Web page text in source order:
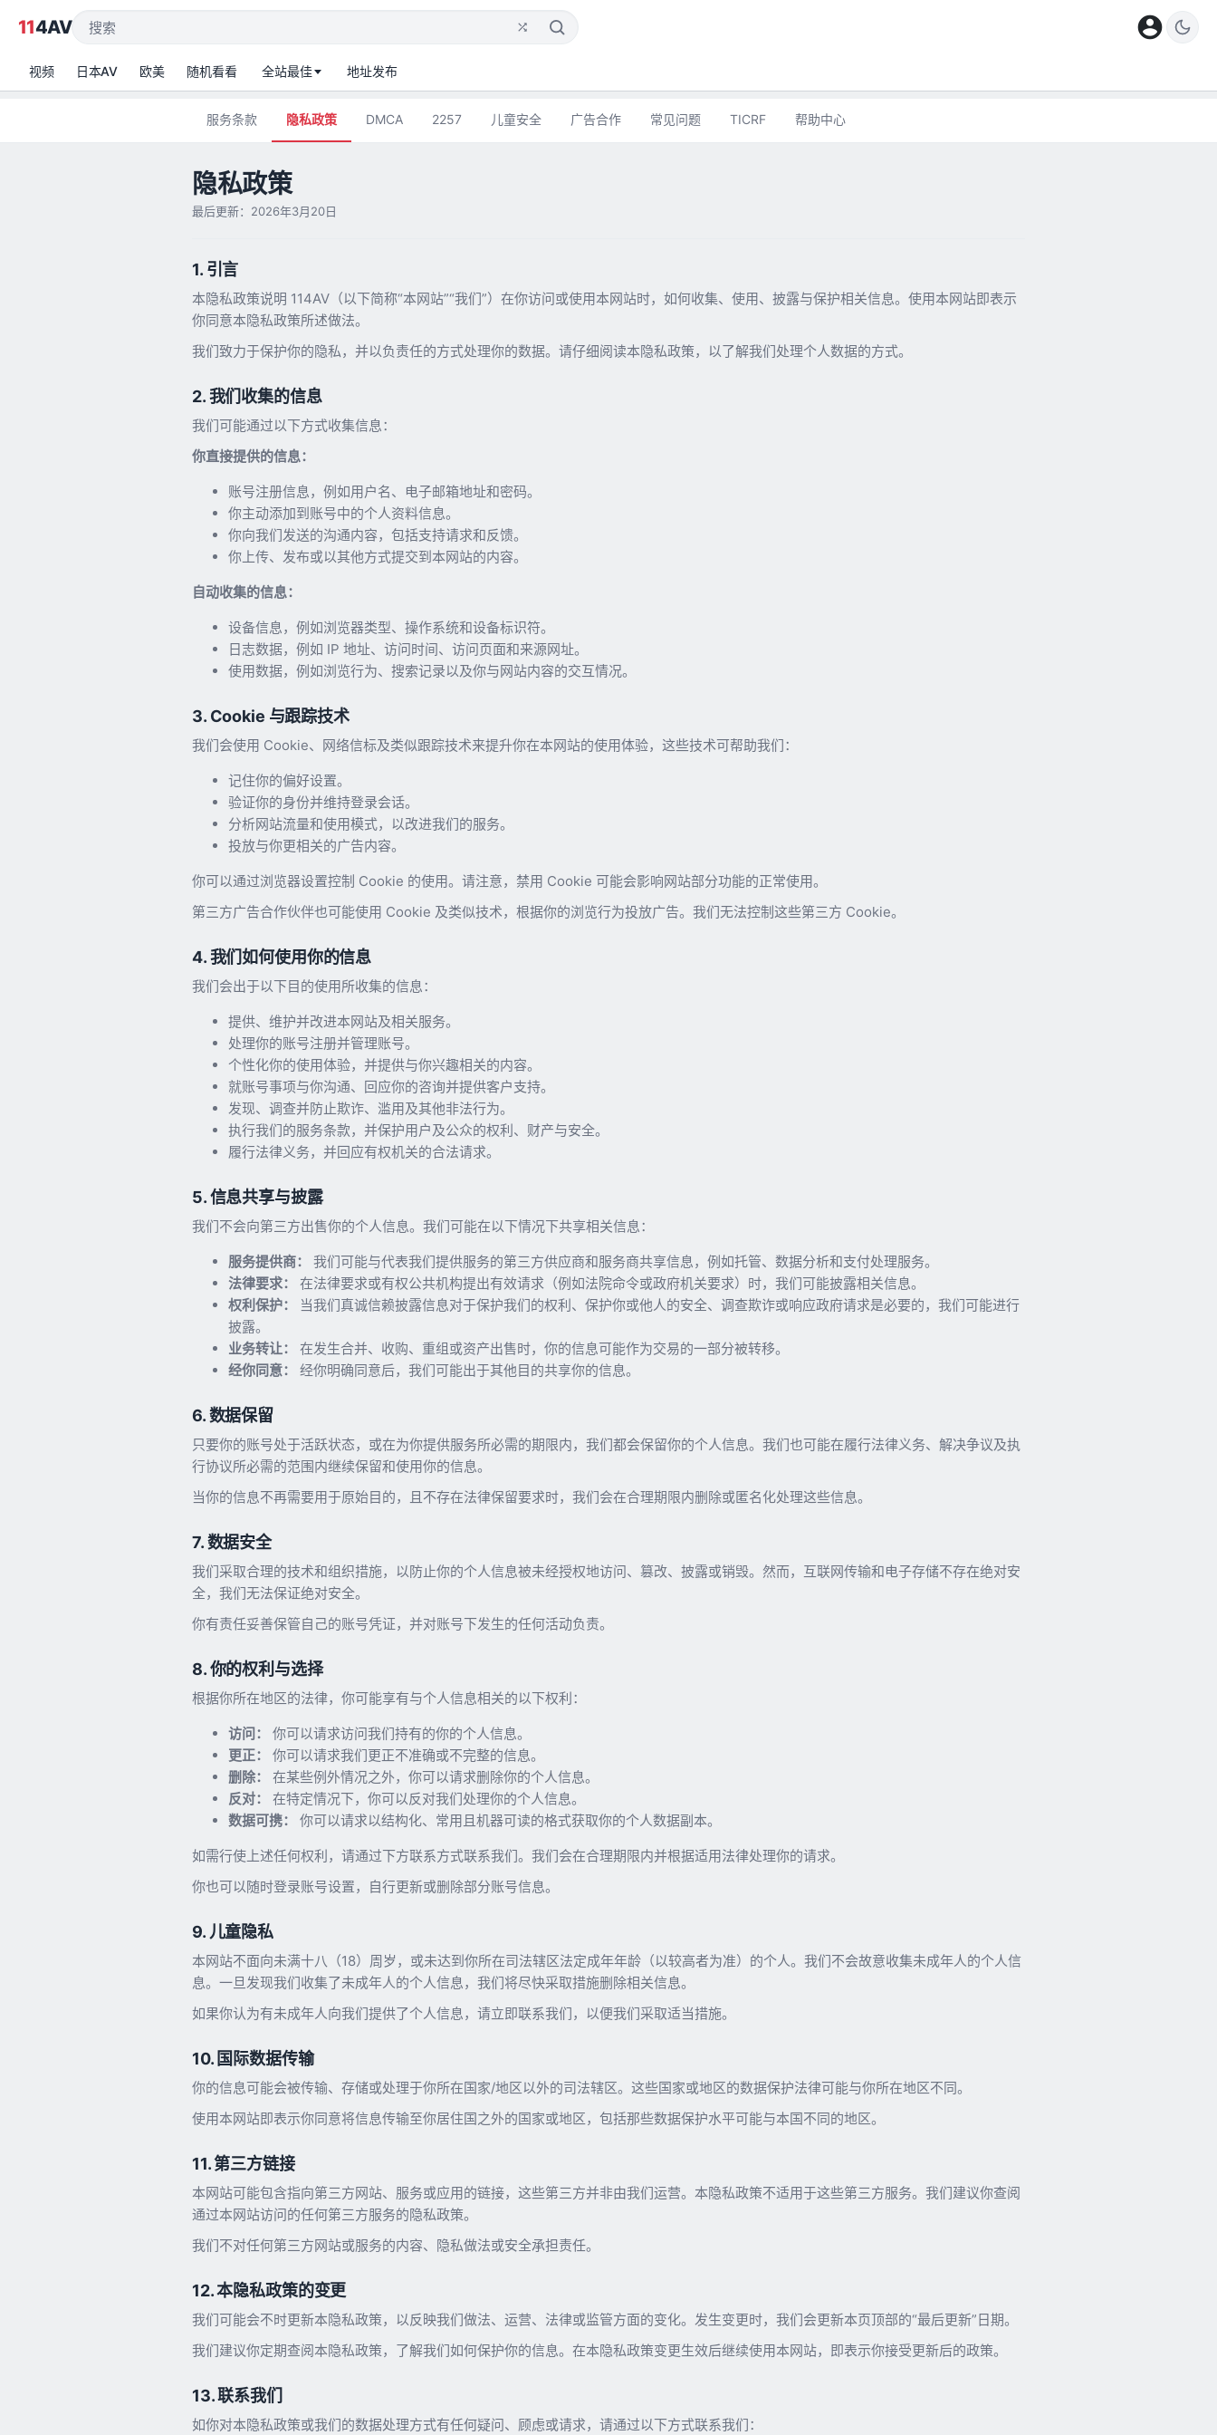
114AV shuffle account_circle
视频 日本AV 欧美 随机看看 全站最佳 地址发布
服务条款 隐私政策 DMCA 2257 儿童安全 广告合作 常见问题 TICRF 帮助中心
隐私政策
最后更新：2026年3月20日
1. 引言
本隐私政策说明 114AV（以下简称“本网站”“我们”）在你访问或使用本网站时，如何收集、使用、披露与保护相关信息。使用本网站即表示
你同意本隐私政策所述做法。
我们致力于保护你的隐私，并以负责任的方式处理你的数据。请仔细阅读本隐私政策，以了解我们处理个人数据的方式。
2. 我们收集的信息
我们可能通过以下方式收集信息：
你直接提供的信息：
账号注册信息，例如用户名、电子邮箱地址和密码。
你主动添加到账号中的个人资料信息。
你向我们发送的沟通内容，包括支持请求和反馈。
你上传、发布或以其他方式提交到本网站的内容。
自动收集的信息：
设备信息，例如浏览器类型、操作系统和设备标识符。
日志数据，例如 IP 地址、访问时间、访问页面和来源网址。
使用数据，例如浏览行为、搜索记录以及你与网站内容的交互情况。
3. Cookie 与跟踪技术
我们会使用 Cookie、网络信标及类似跟踪技术来提升你在本网站的使用体验，这些技术可帮助我们：
记住你的偏好设置。
验证你的身份并维持登录会话。
分析网站流量和使用模式，以改进我们的服务。
投放与你更相关的广告内容。
你可以通过浏览器设置控制 Cookie 的使用。请注意，禁用 Cookie 可能会影响网站部分功能的正常使用。
第三方广告合作伙伴也可能使用 Cookie 及类似技术，根据你的浏览行为投放广告。我们无法控制这些第三方 Cookie。
4. 我们如何使用你的信息
我们会出于以下目的使用所收集的信息：
提供、维护并改进本网站及相关服务。
处理你的账号注册并管理账号。
个性化你的使用体验，并提供与你兴趣相关的内容。
就账号事项与你沟通、回应你的咨询并提供客户支持。
发现、调查并防止欺诈、滥用及其他非法行为。
执行我们的服务条款，并保护用户及公众的权利、财产与安全。
履行法律义务，并回应有权机关的合法请求。
5. 信息共享与披露
我们不会向第三方出售你的个人信息。我们可能在以下情况下共享相关信息：
服务提供商：
我们可能与代表我们提供服务的第三方供应商和服务商共享信息，例如托管、数据分析和支付处理服务。
法律要求：
在法律要求或有权公共机构提出有效请求（例如法院命令或政府机关要求）时，我们可能披露相关信息。
权利保护：
当我们真诚信赖披露信息对于保护我们的权利、保护你或他人的安全、调查欺诈或响应政府请求是必要的，我们可能进行
披露。
业务转让：
在发生合并、收购、重组或资产出售时，你的信息可能作为交易的一部分被转移。
经你同意：
经你明确同意后，我们可能出于其他目的共享你的信息。
6. 数据保留
只要你的账号处于活跃状态，或在为你提供服务所必需的期限内，我们都会保留你的个人信息。我们也可能在履行法律义务、解决争议及执
行协议所必需的范围内继续保留和使用你的信息。
当你的信息不再需要用于原始目的，且不存在法律保留要求时，我们会在合理期限内删除或匿名化处理这些信息。
7. 数据安全
我们采取合理的技术和组织措施，以防止你的个人信息被未经授权地访问、篡改、披露或销毁。然而，互联网传输和电子存储不存在绝对安
全，我们无法保证绝对安全。
你有责任妥善保管自己的账号凭证，并对账号下发生的任何活动负责。
8. 你的权利与选择
根据你所在地区的法律，你可能享有与个人信息相关的以下权利：
访问：
你可以请求访问我们持有的你的个人信息。
更正：
你可以请求我们更正不准确或不完整的信息。
删除：
在某些例外情况之外，你可以请求删除你的个人信息。
反对：
在特定情况下，你可以反对我们处理你的个人信息。
数据可携：
你可以请求以结构化、常用且机器可读的格式获取你的个人数据副本。
如需行使上述任何权利，请通过下方联系方式联系我们。我们会在合理期限内并根据适用法律处理你的请求。
你也可以随时登录账号设置，自行更新或删除部分账号信息。
9. 儿童隐私
本网站不面向未满十八（18）周岁，或未达到你所在司法辖区法定成年年龄（以较高者为准）的个人。我们不会故意收集未成年人的个人信
息。一旦发现我们收集了未成年人的个人信息，我们将尽快采取措施删除相关信息。
如果你认为有未成年人向我们提供了个人信息，请立即联系我们，以便我们采取适当措施。
10. 国际数据传输
你的信息可能会被传输、存储或处理于你所在国家/地区以外的司法辖区。这些国家或地区的数据保护法律可能与你所在地区不同。
使用本网站即表示你同意将信息传输至你居住国之外的国家或地区，包括那些数据保护水平可能与本国不同的地区。
11. 第三方链接
本网站可能包含指向第三方网站、服务或应用的链接，这些第三方并非由我们运营。本隐私政策不适用于这些第三方服务。我们建议你查阅
通过本网站访问的任何第三方服务的隐私政策。
我们不对任何第三方网站或服务的内容、隐私做法或安全承担责任。
12. 本隐私政策的变更
我们可能会不时更新本隐私政策，以反映我们做法、运营、法律或监管方面的变化。发生变更时，我们会更新本页顶部的“最后更新”日期。
我们建议你定期查阅本隐私政策，了解我们如何保护你的信息。在本隐私政策变更生效后继续使用本网站，即表示你接受更新后的政策。
13. 联系我们
如你对本隐私政策或我们的数据处理方式有任何疑问、顾虑或请求，请通过以下方式联系我们：